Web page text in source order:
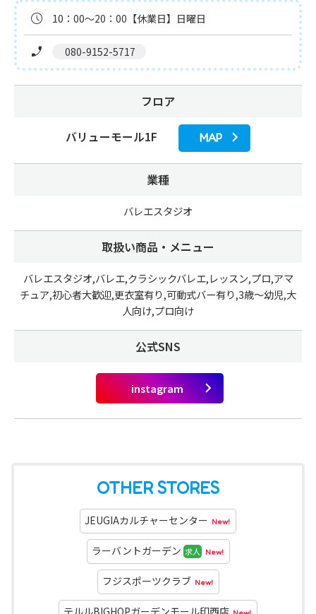
10：00～20：00【休業日】日曜日
080-9152-5717
フロア
バリューモール1F MAP
業種
バレエスタジオ
取扱い商品・メニュー
バレエスタジオ,バレエ,クラシックバレエ,レッスン,プロ,アマ
チュア,初心者大歓迎,更衣室有り,可動式バー有り,3歳～幼児,大
人向け,プロ向け
公式SNS
OTHER STORES
JEUGIAカルチャーセンター New!
ラーバントガーデン 求人 New!
フジスポーツクラブ New!